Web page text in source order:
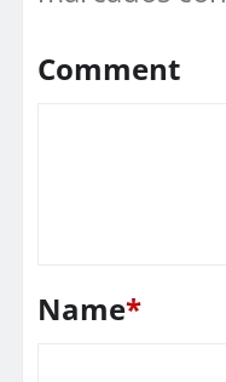
Comment
Name*